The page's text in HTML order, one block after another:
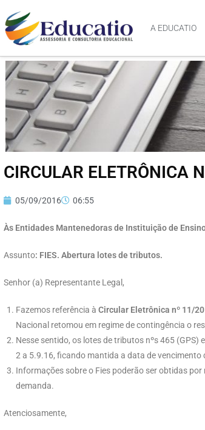
A EDUCATIO
CIRCULAR ELETRÔNICA
05/09/2016 06:55
Às Entidades Mantenedoras de Instituição de
Assunto: FIES. Abertura lotes de tributos.
Senhor (a) Representante Legal,
Fazemos referência à Circular Eletrônica nº 11/
Nacional retomou em regime de contingência o
Nesse sentido, os lotes de tributos nºs 465
2 a 5.9.16, ficando mantida a data de
Informações sobre o Fies poderão ser obtidas
demanda.
Atenciosamente,